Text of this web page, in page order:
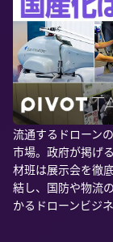
流通するドローン
市場。政府が掲げ
材班は展示会を徹
結し、国防や物流
かるドローンビジ